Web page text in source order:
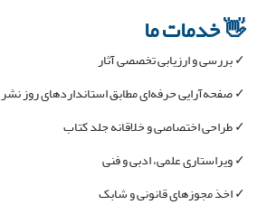
👋 خدمات ما
✓ بررسی و ارزیابی تخصصی آثار
✓ صفحه‌آرایی حرفه‌ای مطابق استانداردهای روز نشر
✓ طراحی اختصاصی و خلاقانه جلد کتاب
✓ ویراستاری علمی، ادبی و فنی
✓ اخذ مجوزهای قانونی و شابک